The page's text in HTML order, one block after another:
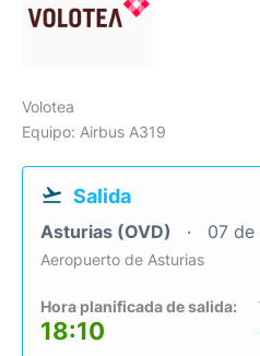
Volotea
Equipo: Airbus A319
Salida
Asturias (OVD) 07
Aeropuerto de Asturias
Hora planificada de salida:
18:10